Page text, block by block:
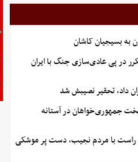
به بسیجیان کاشان
در پی عادی‌سازی جنگ با ایران
داد، تحقیر نصیبش شد
جمهوری‌خواهان در آستانه
راست با مردم نجیب، دست پر موشکی